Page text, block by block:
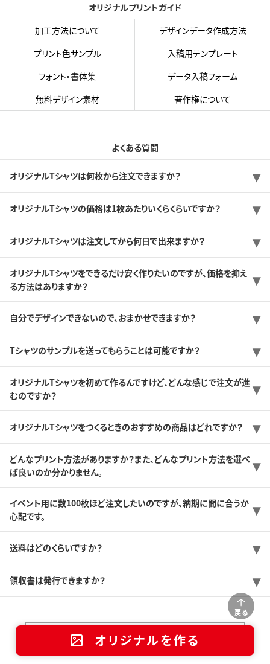
戻る
オリジナルを作る
オリジナルプリントガイド
加工方法について
デザインデータ作成方法
プリント色サンプル
入稿用テンプレート
フォント・書体集
データ入稿フォーム
無料デザイン素材
著作権について
よくある質問
オリジナルTシャツは何枚から注文できますか？
オリジナルTシャツの価格は1枚あたりいくらくらいですか？
オリジナルTシャツは注文してから何日で出来ますか？
オリジナルTシャツをできるだけ安く作りたいのですが、価格を抑え
る方法はありますか？
自分でデザインできないので、おまかせできますか？
Tシャツのサンプルを送ってもらうことは可能ですか？
オリジナルTシャツを初めて作るんですけど、どんな感じで注文が進
むのですか？
オリジナルTシャツをつくるときのおすすめの商品はどれですか？
どんなプリント方法がありますか？また、どんなプリント方法を選べ
ば良いのか分かりません。
イベント用に数100枚ほど注文したいのですが、納期に間に合うか
心配です。
送料はどのくらいですか？
領収書は発行できますか？
店舗一覧